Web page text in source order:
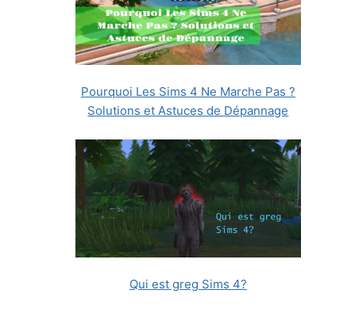
Pourquoi Les Sims 4 Ne Marche Pas ?
Solutions et Astuces de Dépannage
Qui est greg Sims 4?